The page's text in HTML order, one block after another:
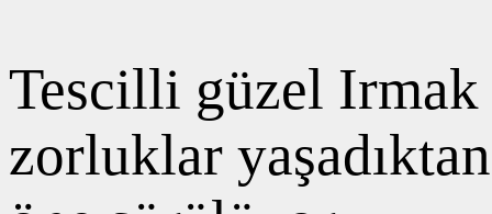
Tescilli güzel Irmak
zorluklar